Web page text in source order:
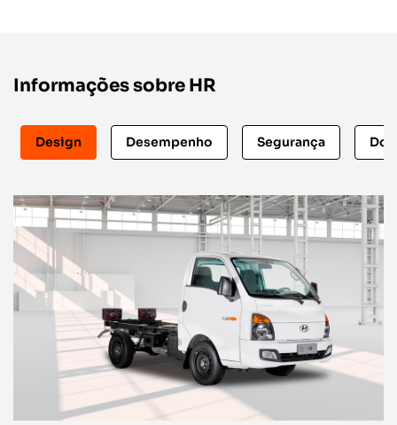
Informações sobre HR
Design Desempenho Segurança